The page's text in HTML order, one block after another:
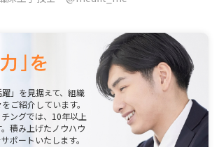
」を見据えて、組織
ご紹介しています。
ングでは、10年以上
積み上げたノウハウ
ポートいたします。